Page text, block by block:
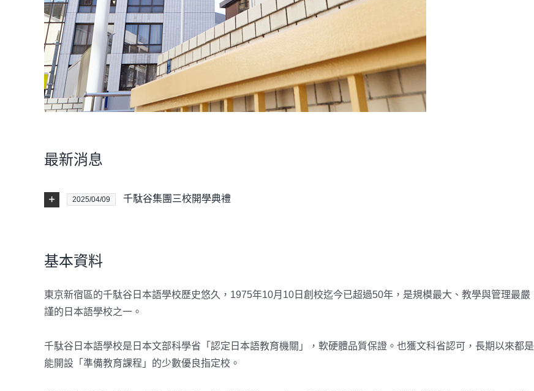
最新消息
2025/04/09 千駄谷集團三校開學典禮
基本資料
東京新宿區的千駄谷日本語學校歷史悠久，1975年10月10日創校迄今已超過50年，是規模最大、教學與管理最嚴
謹的日本語學校之一。
千駄谷日本語學校是日本文部科學省「認定日本語教育機關」，軟硬體品質保證。也獲文科省認可，長期以來都是
能開設「準備教育課程」的少數優良指定校。